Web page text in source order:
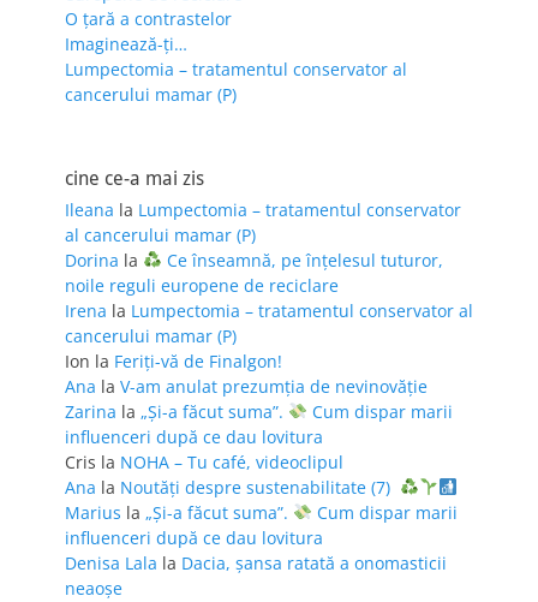
O țară a contrastelor
Imaginează-ți…
Lumpectomia – tratamentul conservator al
cancerului mamar (P)
cine ce-a mai zis
Ileana la Lumpectomia – tratamentul conservator
al cancerului mamar (P)
Dorina la
Ce înseamnă, pe înțelesul tuturor,
noile reguli europene de reciclare
Irena la Lumpectomia – tratamentul conservator al
cancerului mamar (P)
Ion la Feriţi-vă de Finalgon!
Ana la V-am anulat prezumția de nevinovăție
Zarina la „Și-a făcut suma”.
Cum dispar marii
influenceri după ce dau lovitura
Cris la NOHA – Tu café, videoclipul
Ana la Noutăți despre sustenabilitate (7)
Marius la „Și-a făcut suma”.
Cum dispar marii
influenceri după ce dau lovitura
Denisa Lala la Dacia, șansa ratată a onomasticii
neaoșe